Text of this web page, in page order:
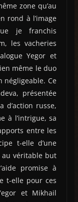
zone qu’au
rond à l’image
je franchis
les vacheries
Yegor et
même le duo
négligeable. Ce
présentée
d’action russe,
à l’intrigue, sa
entre les
t-elle d’une
véritable but
promise à
t-elle pour ces
et Mikhail